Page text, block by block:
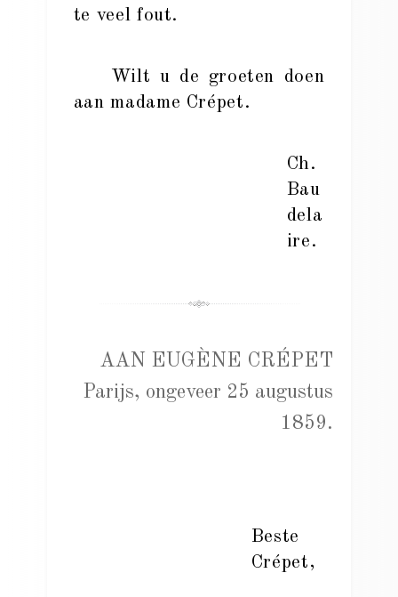
te veel fout.
Wilt u de groeten doen
aan madame Crépet.
Ch.
Bau
dela
ire.
AAN EUGÈNE CRÉPET
Parijs, ongeveer 25 augustus
1859.
Beste
Crépet,